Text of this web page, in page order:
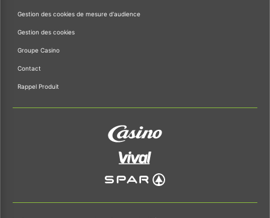
Gestion des cookies de mesure d'audience
Gestion des cookies
Groupe Casino
Contact
Rappel Produit